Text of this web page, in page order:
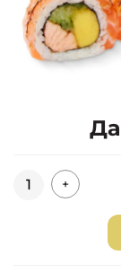
Кількість
+